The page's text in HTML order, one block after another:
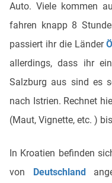
Auto. Viele kommen
fahren knapp 8
passiert ihr die Länder
allerdings, dass ihr
Salzburg aus sind es
nach Istrien. Rechnet
(Maut, Vignette, etc. )
In Kroatien befinden
von Deutschland